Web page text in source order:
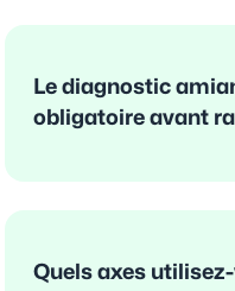
Le diagnostic
obligatoire avant
Quels axes